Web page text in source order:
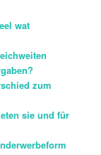
wat
zum
sie und für